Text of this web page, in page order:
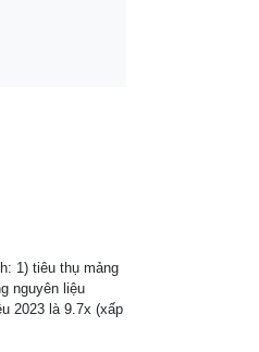
1) tiêu thụ mảng
nguyên liệu
2023 là 9.7x (xấp